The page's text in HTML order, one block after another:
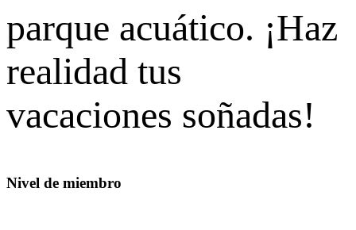
parque acuático. ¡Haz
realidad tus
vacaciones soñadas!
Nivel de miembro